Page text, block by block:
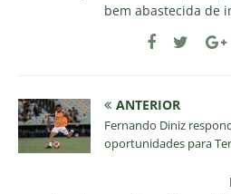
bem abastecida de
ANTERIOR
Fernando Diniz
oportunidades para